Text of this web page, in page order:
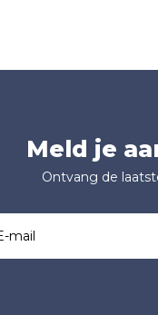
Meld je
Ontvang de